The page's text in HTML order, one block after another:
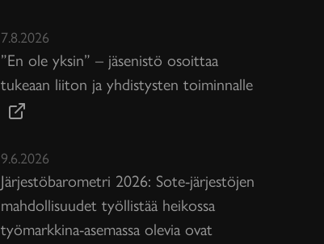
7.8.2026
”En ole yksin” – jäsenistö osoittaa
tukeaan liiton ja yhdistysten toiminnalle
9.6.2026
Järjestöbarometri 2026: Sote-järjestöjen
mahdollisuudet työllistää heikossa
työmarkkina-asemassa olevia ovat